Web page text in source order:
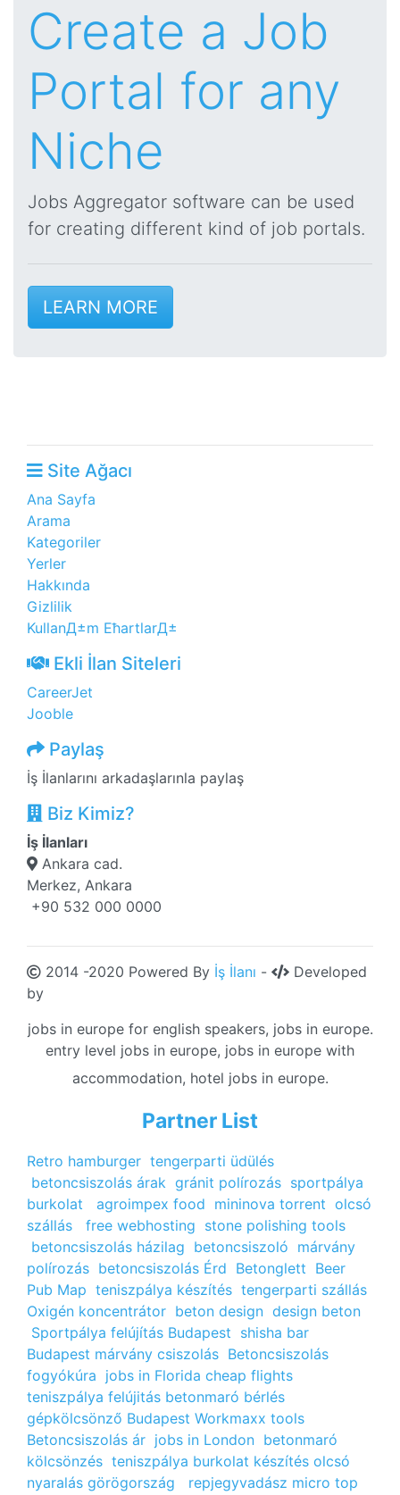
Create a Job
Portal for any
Niche
Jobs Aggregator software can be used
for creating different kind of job portals.
LEARN MORE
Site Ağacı
Ana Sayfa
Arama
Kategoriler
Yerler
Hakkında
Gizlilik
KullanД±m ЕћartlarД±
Ekli İlan Siteleri
CareerJet
Jooble
Paylaş
İş İlanlarını arkadaşlarınla paylaş
Biz Kimiz?
İş İlanları
Ankara cad.
Merkez, Ankara
+90 532 000 0000
2014 -2020 Powered By İş İlanı -
Developed
by
jobs in europe for english speakers, jobs in europe.
entry level jobs in europe, jobs in europe with
accommodation, hotel jobs in europe.
Partner List
Retro hamburger tengerparti üdülés
betoncsiszolás árak gránit polírozás sportpálya
burkolat
agroimpex food mininova torrent olcsó
szállás
free webhosting stone polishing tools
betoncsiszolás házilag betoncsiszoló márvány
polírozás betoncsiszolás Érd Betonglett Beer
Pub Map teniszpálya készítés tengerparti szállás
Oxigén koncentrátor beton design design beton
Sportpálya felújítás Budapest shisha bar
Budapest márvány csiszolás Betoncsiszolás
fogyókúra jobs in Florida cheap flights
teniszpálya felújitás betonmaró bérlés
gépkölcsönző Budapest Workmaxx tools
Betoncsiszolás ár jobs in London betonmaró
kölcsönzés teniszpálya burkolat készítés olcsó
nyaralás görögország
repjegyvadász micro top